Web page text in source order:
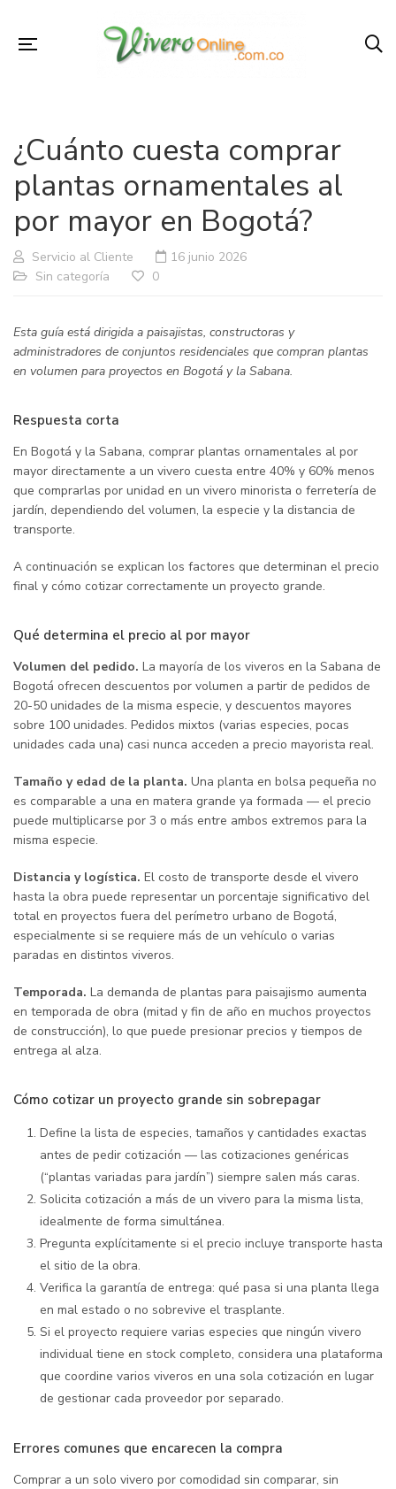
¿Cuánto cuesta comprar
plantas ornamentales al
por mayor en Bogotá?
Servicio al Cliente
16 junio 2026
Sin categoría
0
Esta guía está dirigida a paisajistas, constructoras y
administradores de conjuntos residenciales que compran plantas
en volumen para proyectos en Bogotá y la Sabana.
Respuesta corta
En Bogotá y la Sabana, comprar plantas ornamentales al por
mayor directamente a un vivero cuesta entre 40% y 60% menos
que comprarlas por unidad en un vivero minorista o ferretería de
jardín, dependiendo del volumen, la especie y la distancia de
transporte.
A continuación se explican los factores que determinan el precio
final y cómo cotizar correctamente un proyecto grande.
Qué determina el precio al por mayor
Volumen del pedido. La mayoría de los viveros en la Sabana de
Bogotá ofrecen descuentos por volumen a partir de pedidos de
20-50 unidades de la misma especie, y descuentos mayores
sobre 100 unidades. Pedidos mixtos (varias especies, pocas
unidades cada una) casi nunca acceden a precio mayorista real.
Tamaño y edad de la planta. Una planta en bolsa pequeña no
es comparable a una en matera grande ya formada — el precio
puede multiplicarse por 3 o más entre ambos extremos para la
misma especie.
Distancia y logística. El costo de transporte desde el vivero
hasta la obra puede representar un porcentaje significativo del
total en proyectos fuera del perímetro urbano de Bogotá,
especialmente si se requiere más de un vehículo o varias
paradas en distintos viveros.
Temporada. La demanda de plantas para paisajismo aumenta
en temporada de obra (mitad y fin de año en muchos proyectos
de construcción), lo que puede presionar precios y tiempos de
entrega al alza.
Cómo cotizar un proyecto grande sin sobrepagar
Define la lista de especies, tamaños y cantidades exactas
antes de pedir cotización — las cotizaciones genéricas
(“plantas variadas para jardín”) siempre salen más caras.
Solicita cotización a más de un vivero para la misma lista,
idealmente de forma simultánea.
Pregunta explícitamente si el precio incluye transporte hasta
el sitio de la obra.
Verifica la garantía de entrega: qué pasa si una planta llega
en mal estado o no sobrevive el trasplante.
Si el proyecto requiere varias especies que ningún vivero
individual tiene en stock completo, considera una plataforma
que coordine varios viveros en una sola cotización en lugar
de gestionar cada proveedor por separado.
Errores comunes que encarecen la compra
Comprar a un solo vivero por comodidad sin comparar, sin